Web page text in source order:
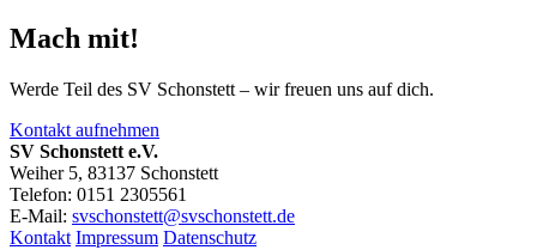
Mach mit!
Werde Teil des SV Schonstett – wir freuen uns auf dich.
Kontakt aufnehmen
SV Schonstett e.V.
Weiher 5, 83137 Schonstett
Telefon: 0151 2305561
E-Mail: svschonstett@svschonstett.de
Kontakt Impressum Datenschutz